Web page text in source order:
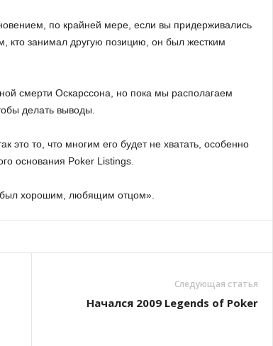
по крайней мере, если вы придерживались
кто занимал другую позицию, он был жестким
смерти Оскарссона, но пока мы располагаем
делать выводы.
это то, что многим его будет не хватать, особенно
основания Poker Listings.
был хорошим, любящим отцом».
Следующая статья
Начался 2009 Legends of Poker